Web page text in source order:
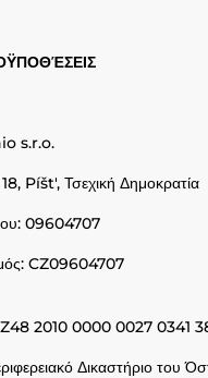
s.r.o.
Píšt', Τσεχική Δημοκρατία
09604707
CZ09604707
2010 0000 0027 0341
Δικαστήριο του